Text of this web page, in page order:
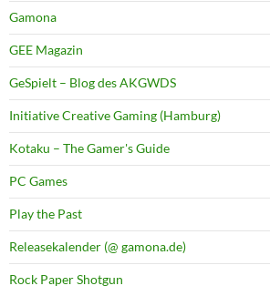
Gamona
GEE Magazin
GeSpielt – Blog des AKGWDS
Initiative Creative Gaming (Hamburg)
Kotaku – The Gamer's Guide
PC Games
Play the Past
Releasekalender (@ gamona.de)
Rock Paper Shotgun